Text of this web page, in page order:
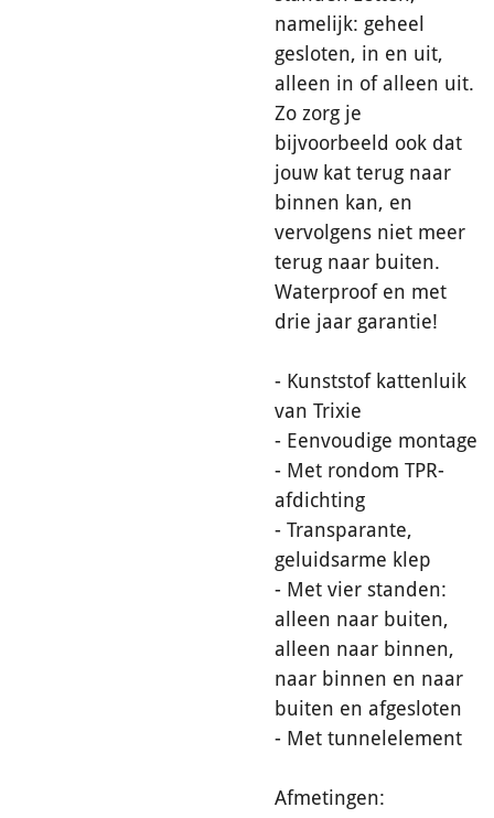
namelijk: geheel
gesloten, in en uit,
alleen in of alleen uit.
Zo zorg je
bijvoorbeeld ook dat
jouw kat terug naar
binnen kan, en
vervolgens niet meer
terug naar buiten.
Waterproof en met
drie jaar garantie!
- Kunststof kattenluik
van Trixie
- Eenvoudige montage
- Met rondom TPR-
afdichting
- Transparante,
geluidsarme klep
- Met vier standen:
alleen naar buiten,
alleen naar binnen,
naar binnen en naar
buiten en afgesloten
- Met tunnelelement
Afmetingen: